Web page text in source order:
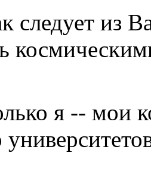
следует из
я -- мои